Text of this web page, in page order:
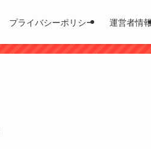
プライバシーポリシー 運営者情報